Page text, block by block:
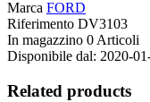
Marca FORD
Riferimento DV3103
In magazzino 0 Articoli
Disponibile dal: 2020-
Related products